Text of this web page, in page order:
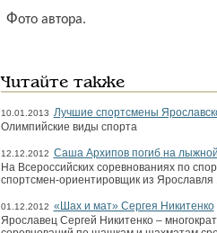
Фото автора.
Читайте также
10.01.2013 Лучшие спортсмены
Олимпийские виды спорта
12.12.2012 Саша Архипов погиб на
На Всероссийских соревнованиях по
спортсмен-ориентировщик из
01.12.2012 «Шах и мат» Сергея Никитенко
Ярославец Сергей Никитенко –